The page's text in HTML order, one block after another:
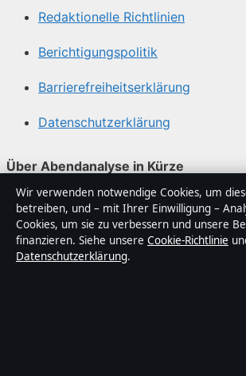
Redaktionelle Richtlinien
Berichtigungspolitik
Barrierefreiheitserklärung
Datenschutzerklärung
Über Abendanalyse in Kürze
Abendanalyse ist ein unabhängiger
Nachrichtenanbieter mit Fokus auf
Technik und Gesellschaft in
trägt eine Byline, wird von einem
Wir verwenden notwendige Cookies, um
betreiben, und – mit Ihrer Einwilligung –
Cookies, um sie zu verbessern und unsere
finanzieren. Siehe unsere Cookie-Richtlinie
Datenschutzerklärung.